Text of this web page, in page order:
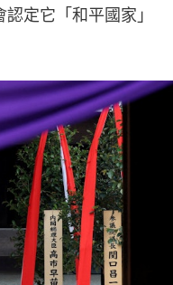
定它「和平國家」